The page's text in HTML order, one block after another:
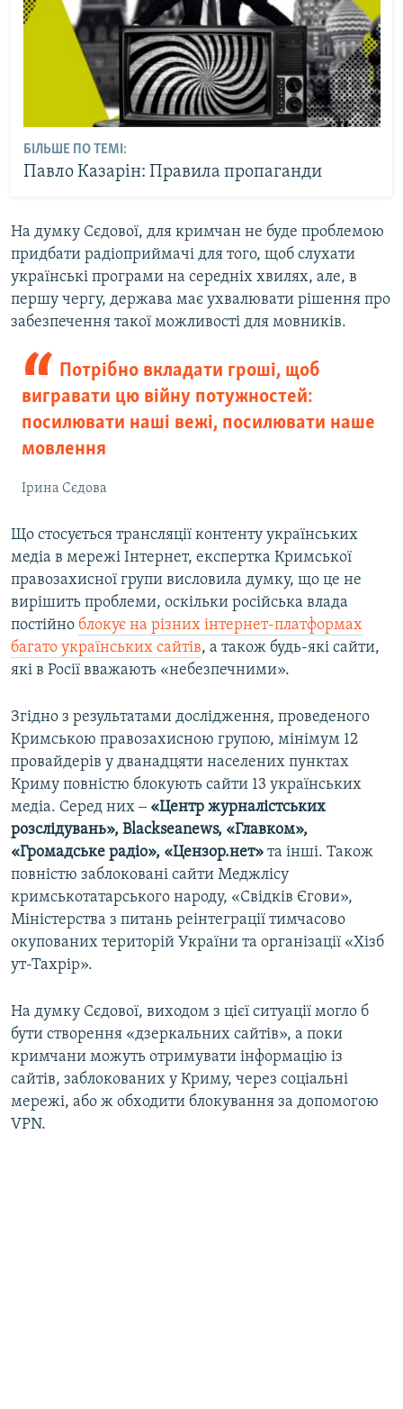
БІЛЬШЕ ПО ТЕМІ:
Павло Казарін: Правила пропаганди
На думку Сєдової, для кримчан не буде проблемою
придбати радіоприймачі для того, щоб слухати
українські програми на середніх хвилях, але, в
першу чергу, держава має ухвалювати рішення про
забезпечення такої можливості для мовників.
Потрібно вкладати гроші, щоб
вигравати цю війну потужностей:
посилювати наші вежі, посилювати наше
мовлення
Ірина Сєдова
Що стосується трансляції контенту українських
медіа в мережі Інтернет, експертка Кримської
правозахисної групи висловила думку, що це не
вирішить проблеми, оскільки російська влада
постійно блокує на різних інтернет-платформах
багато українських сайтів, а також будь-які сайти,
які в Росії вважають «небезпечними».
Згідно з результатами дослідження, проведеного
Кримською правозахисною групою, мінімум 12
провайдерів у дванадцяти населених пунктах
Криму повністю блокують сайти 13 українських
медіа. Серед них ‒ «Центр журналістських
розслідувань», Blackseanews, «Главком»,
«Громадське радіо», «Цензор.нет» та інші. Також
повністю заблоковані сайти Меджлісу
кримськотатарського народу, «Свідків Єгови»,
Міністерства з питань реінтеграції тимчасово
окупованих територій України та організації «Хізб
ут-Тахрір».
На думку Сєдової, виходом з цієї ситуації могло б
бути створення «дзеркальних сайтів», а поки
кримчани можуть отримувати інформацію із
сайтів, заблокованих у Криму, через соціальні
мережі, або ж обходити блокування за допомогою
VPN.